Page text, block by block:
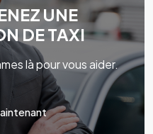
UNE
DE TAXI
là pour vous aider.